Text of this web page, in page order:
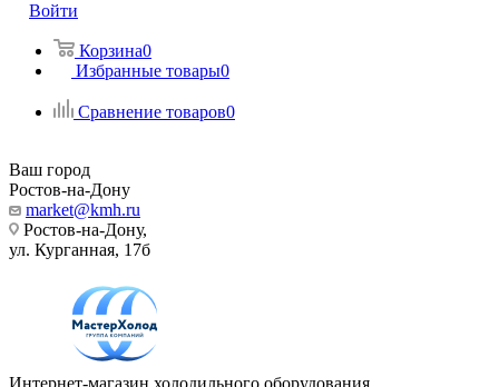
Войти
Корзина0
Избранные товары0
Сравнение товаров0
Ваш город
Ростов-на-Дону
market@kmh.ru
Ростов-на-Дону,
ул. Курганная, 17б
Интернет-магазин холодильного оборудования